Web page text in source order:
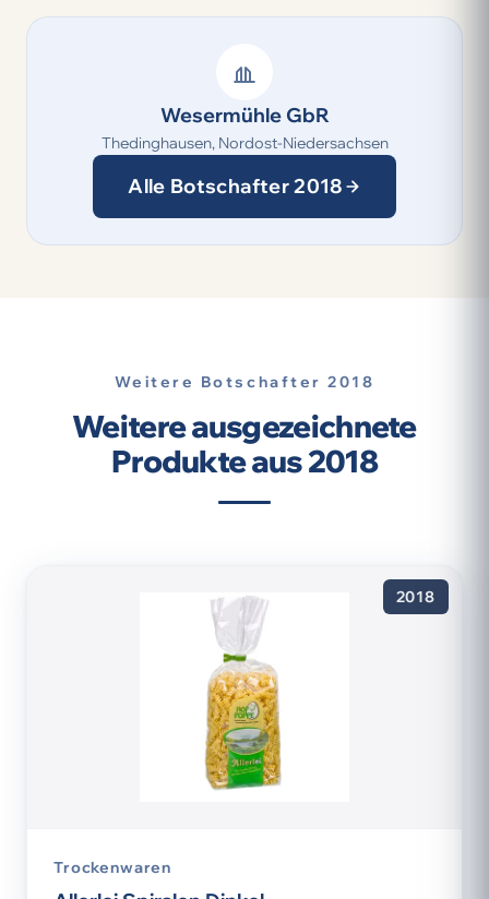
Wesermühle GbR
Thedinghausen, Nordost-Niedersachsen
Alle Botschafter 2018
Weitere Botschafter 2018
Weitere ausgezeichnete
Produkte aus 2018
2018
Trockenwaren